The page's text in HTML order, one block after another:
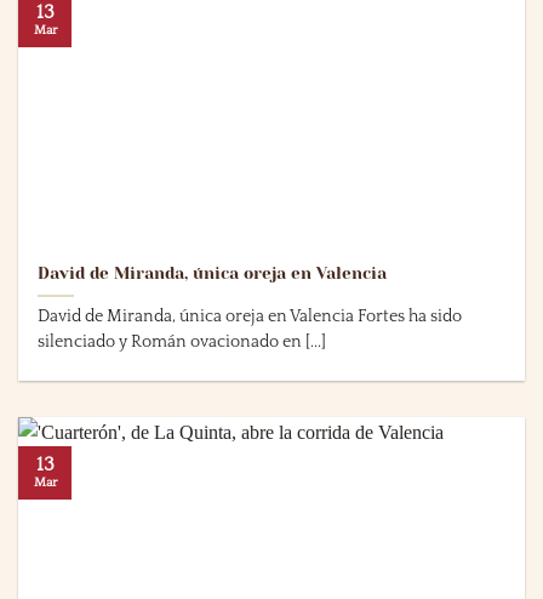
David de Miranda, única oreja en Valencia
David de Miranda, única oreja en Valencia Fortes ha sido
silenciado y Román ovacionado en [...]
13
Mar
13
Mar